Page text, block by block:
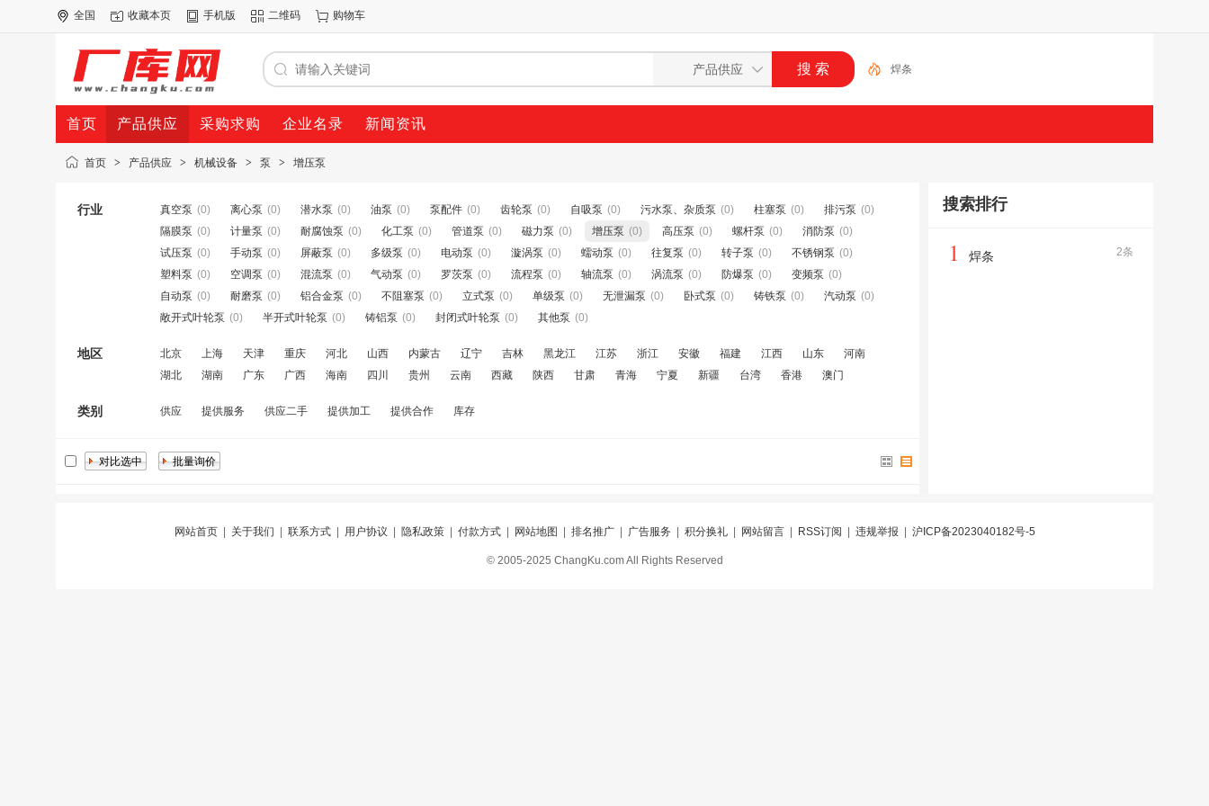
全国 收藏本页 手机版 二维码 购物车
焊条
首页 产品供应 采购求购 企业名录 新闻资讯
首页 > 产品供应 > 机械设备 > 泵 > 增压泵
行业 真空泵 (0) 离心泵 (0) 潜水泵 (0) 油泵 (0) 泵配件 (0) 齿轮泵 (0) 自吸泵 (0) 污水泵、杂质泵 (0) 柱塞泵 (0) 排污泵 (0)
隔膜泵 (0) 计量泵 (0) 耐腐蚀泵 (0) 化工泵 (0) 管道泵 (0) 磁力泵 (0) 增压泵 (0) 高压泵 (0) 螺杆泵 (0) 消防泵 (0)
试压泵 (0) 手动泵 (0) 屏蔽泵 (0) 多级泵 (0) 电动泵 (0) 漩涡泵 (0) 蠕动泵 (0) 往复泵 (0) 转子泵 (0) 不锈钢泵 (0)
塑料泵 (0) 空调泵 (0) 混流泵 (0) 气动泵 (0) 罗茨泵 (0) 流程泵 (0) 轴流泵 (0) 涡流泵 (0) 防爆泵 (0) 变频泵 (0)
自动泵 (0) 耐磨泵 (0) 铝合金泵 (0) 不阻塞泵 (0) 立式泵 (0) 单级泵 (0) 无泄漏泵 (0) 卧式泵 (0) 铸铁泵 (0) 汽动泵 (0)
敞开式叶轮泵 (0) 半开式叶轮泵 (0) 铸铝泵 (0) 封闭式叶轮泵 (0) 其他泵 (0)
地区 北京 上海 天津 重庆 河北 山西 内蒙古 辽宁 吉林 黑龙江 江苏 浙江 安徽 福建 江西 山东
河南
湖北
湖南 广东 广西 海南 四川 贵州 云南 西藏 陕西 甘肃 青海 宁夏 新疆 台湾 香港 澳门
类别 供应 提供服务 供应二手 提供加工 提供合作 库存
搜索排行
2条
1 焊条
网站首页| 关于我们 联系方式| 用户协议 隐私政策| 付款方式| 网站地图 排名推广| 广告服务 积分换礼| 网站留言| RSS订阅 违规举报 沪ICP备2023040182号-5
© 2005-2025 ChangKu.com All Rights Reserved